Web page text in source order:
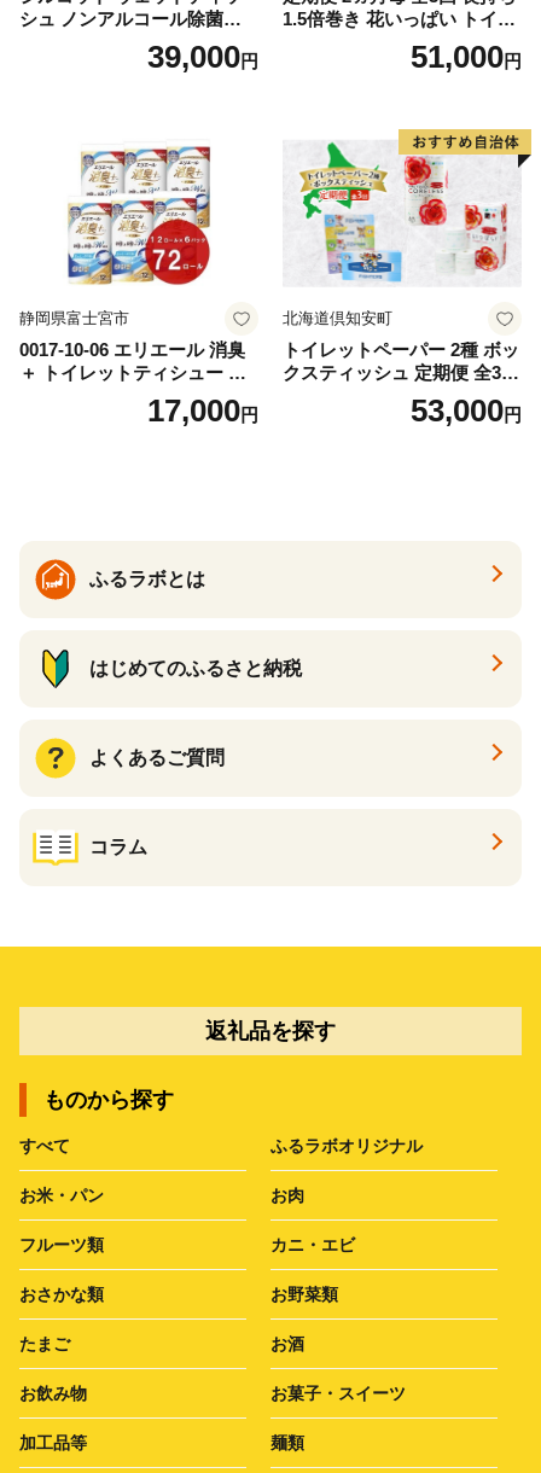
シュ ノンアルコール除菌詰
替（43枚×3P）×24袋 日用品
おもちゃ 拭き取り 手拭き 外
39,000円
1.5倍巻き 花いっぱい トイレ
ットペーパー ダブル 45ｍ 計
72ロール 全18種 花柄 プリン
ー 消耗品 備蓄 送料無料 北海
道 倶知安町 日用品
51,000円
静岡県富士宮市
0017-10-06 エリエール 消臭
＋ トイレットティシュー し
っかり香るフレッシュクリア
の香り ダブル 12ロール×6パ
17,000円
北海道倶知安町
トイレットペーパー 2種 ボッ
クスティッシュ 定期便 全3
回 日本製 まとめ買い 防災
常備品 日用雑貨 消耗品 生活
53,000円
ふるラボとは
はじめてのふるさと納税
よくあるご質問
コラム
返礼品を探す
ものから探す
すべて ふるラボオリジナル
お米・パン お肉
フルーツ類 カニ・エビ
おさかな類 お野菜類
たまご お酒
お飲み物 お菓子・スイーツ
加工品等 麺類